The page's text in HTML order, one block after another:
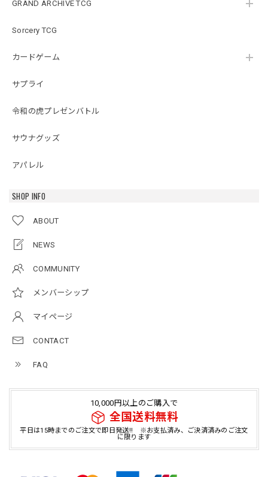
GRAND ARCHIVE TCG
Sorcery TCG
カードゲーム
サプライ
令和の虎プレゼンバトル
サウナグッズ
アパレル
SHOP INFO
ABOUT
NEWS
COMMUNITY
メンバーシップ
マイページ
CONTACT
FAQ
10,000円以上のご購入で
全国送料無料
平日は15時までのご注文で即日発送!! ※お支払済み、ご決済済みのご注文
に限ります